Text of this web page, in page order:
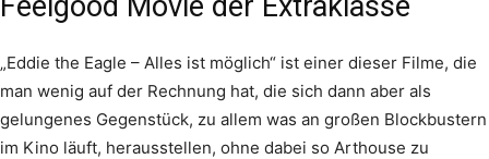
„Eddie the Eagle – Alles ist möglich“ ist einer dieser Filme, die
man wenig auf der Rechnung hat, die sich dann aber als
gelungenes Gegenstück, zu allem was an großen Blockbustern
im Kino läuft, herausstellen, ohne dabei so Arthouse zu